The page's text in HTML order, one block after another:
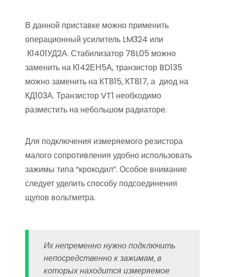
В данной приставке можно применить
операционный усилитель LM324 или
К1401УД2А. Стабилизатор 78L05 можно
заменить на К142ЕН5А, транзистор BD135
можно заменить на КТ815, КТ817, а диод на
КД103А. Транзистор VT1 необходимо
разместить на небольшом радиаторе.
Для подключения измеряемого резистора
малого сопротивления удобно использовать
зажимы типа “крокодил”. Особое внимание
следует уделить способу подсоединения
щупов вольтметра.
Их непременно нужно подключить
непосредственно к зажимам, в
которых находится измеряемое